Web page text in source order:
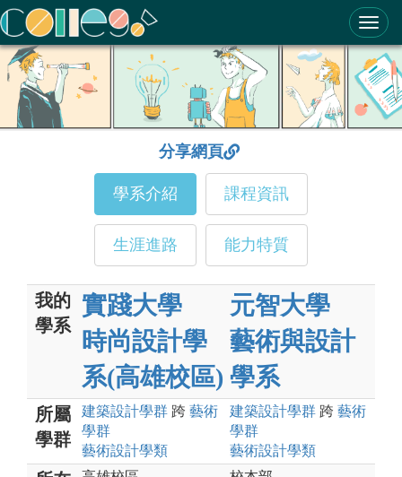
ColleGo! 大學選才與高中育才輔助系統
分享網頁
學系介紹 課程資訊
生涯進路 能力特質
我的
學系
實踐大學
時尚設計學
系(高雄校區)
元智大學
藝術與設計
學系
所屬
學群
建築設計學群 跨 藝術
學群
藝術設計學類
建築設計學群 跨 藝術
學群
藝術設計學類